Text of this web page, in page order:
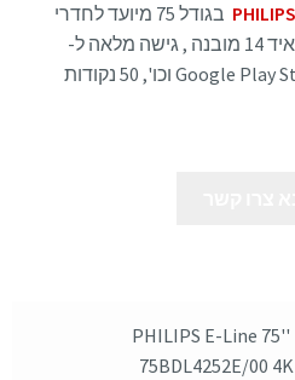
בגודל 75 מיועד לחדרי
ישיבות ומוסדות חינוך, אנדרואיד 14 מובנה , גישה מלאה ל-
Google Play Store, Google Drive, YouTube וכו', 50 נקודות
''75 PHILIPS E-Line
75BDL4252E/00 4K